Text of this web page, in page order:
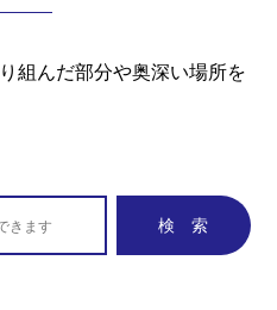
組んだ部分や奥深い場所を